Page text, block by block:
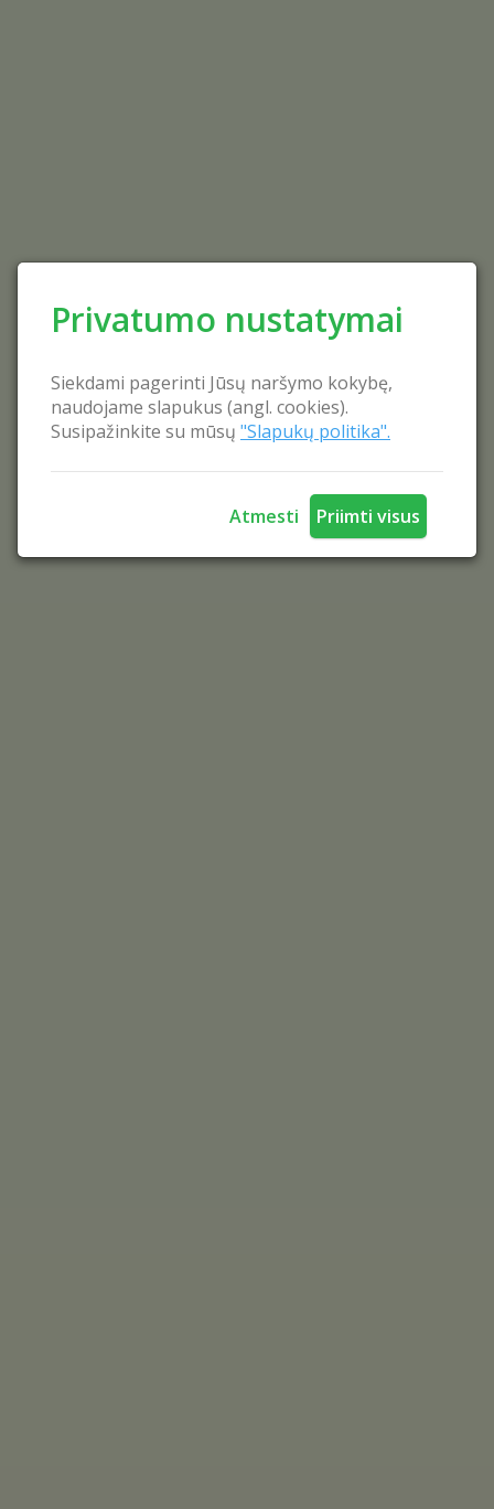
Privatumo nustatymai
Siekdami pagerinti Jūsų naršymo kokybę,
naudojame slapukus (angl. cookies).
Susipažinkite su mūsų "Slapukų politika".
Atmesti Priimti visus